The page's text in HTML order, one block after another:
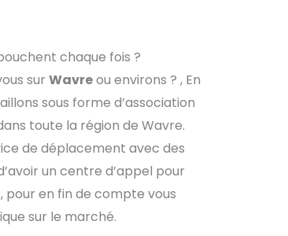
chaque fois ?
sur Wavreou environs ? , En
sous forme d’association
toute la région de Wavre.
de déplacement avec des
un centre d’appel pour
en fin de compte vous
sur le marché.